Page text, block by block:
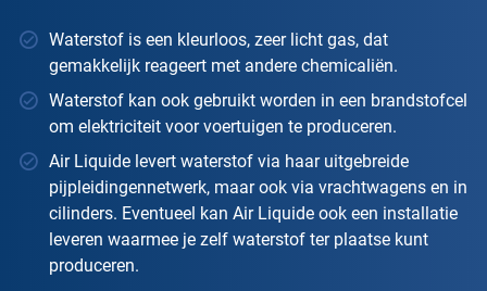
Waterstof is een kleurloos, zeer licht gas, dat
gemakkelijk reageert met andere chemicaliën.
Waterstof kan ook gebruikt worden in een brandstofcel
om elektriciteit voor voertuigen te produceren.
Air Liquide levert waterstof via haar uitgebreide
pijpleidingennetwerk, maar ook via vrachtwagens en in
cilinders. Eventueel kan Air Liquide ook een installatie
leveren waarmee je zelf waterstof ter plaatse kunt
produceren.